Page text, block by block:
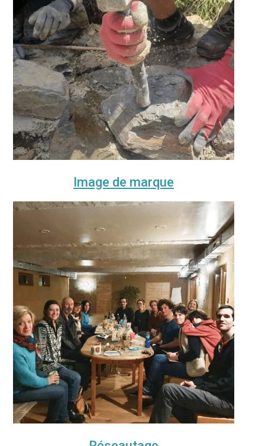
Image de marque